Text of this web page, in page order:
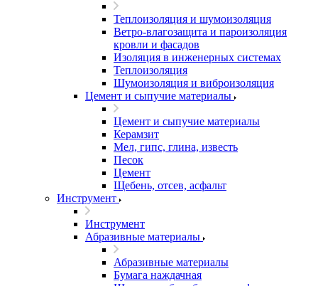
Теплоизоляция и шумоизоляция
Ветро-влагозащита и пароизоляция
кровли и фасадов
Изоляция в инженерных системах
Теплоизоляция
Шумоизоляция и виброизоляция
Цемент и сыпучие материалы
Цемент и сыпучие материалы
Керамзит
Мел, гипс, глина, известь
Песок
Цемент
Щебень, отсев, асфальт
Инструмент
Инструмент
Абразивные материалы
Абразивные материалы
Бумага наждачная